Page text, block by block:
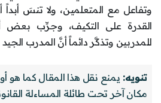
وتفاعل مع المتعلمين، ولا تنسَ
القدرة على التكيف، وجرِّب بعض
للمدربين وتذكَّر دائماً أنَّ المدرب الجيد
تنويه: يمنع نقل هذا المقال كما هو
مكان آخر تحت طائلة المساءلة